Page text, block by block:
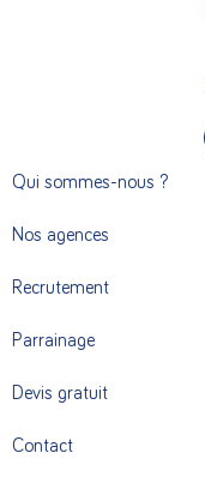
Qui sommes-nous ?
Nos agences
Recrutement
Parrainage
Devis gratuit
Contact